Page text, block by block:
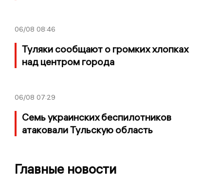
06/08 08:46
Туляки сообщают о громких хлопках
над центром города
06/08 07:29
Семь украинских беспилотников
атаковали Тульскую область
Главные новости